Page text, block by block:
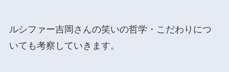
ルシファー吉岡さんの笑いの哲学・こだわりにつ
いても考察していきます。